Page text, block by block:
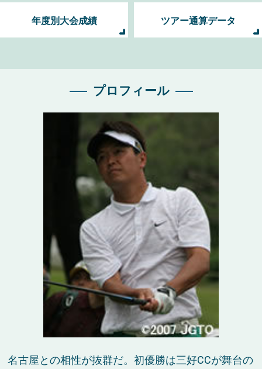
年度別大会成績 ツアー通算データ
プロフィール
名古屋との相性が抜群だ。初優勝は三好CCが舞台の